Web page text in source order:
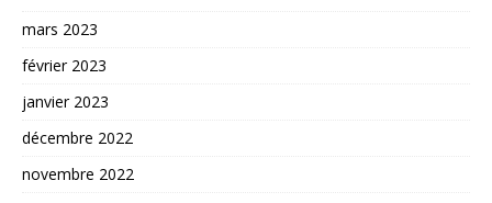
mars 2023
février 2023
janvier 2023
décembre 2022
novembre 2022